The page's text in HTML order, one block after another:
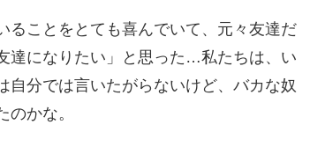
ることをとても喜んでいて、元々友達だ
達になりたい」と思った…私たちは、い
自分では言いたがらないけど、バカな奴
かな。